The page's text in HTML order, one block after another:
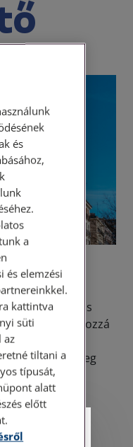
speciális
Egyrészt kell hozzá
jobban
képviselő meg
és
a
és elemzési
kattintva
süti
az
tiltani a
típusát,
alatt
előtt